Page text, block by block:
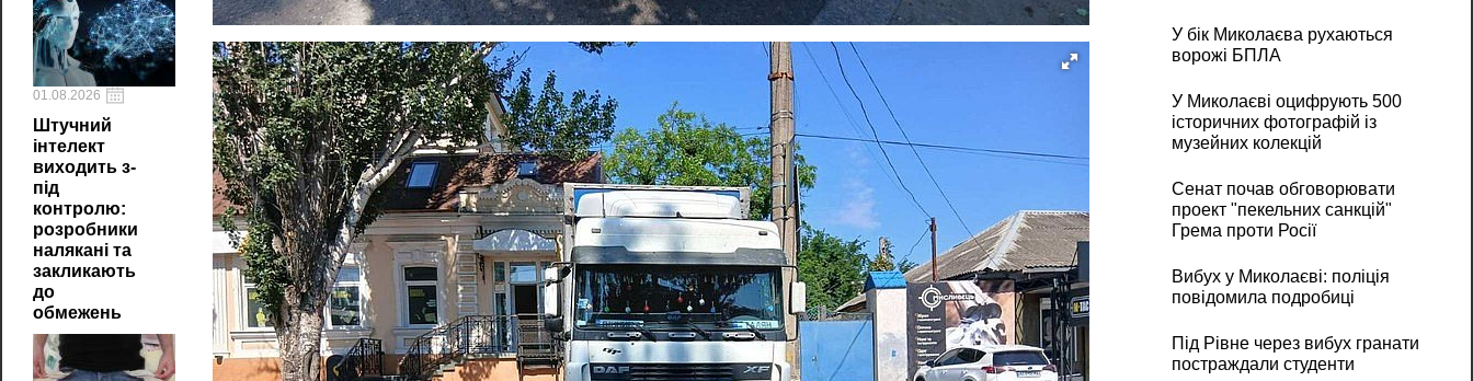
01.08.2026
Штучний
інтелект
виходить з-
під
контролю:
розробники
налякані та
закликають
до
обмежень
У бік Миколаєва рухаються
ворожі БПЛА
У Миколаєві оцифрують 500
історичних фотографій із
музейних колекцій
Сенат почав обговорювати
проект "пекельних санкцій"
Грема проти Росії
Вибух у Миколаєві: поліція
повідомила подробиці
Під Рівне через вибух гранати
постраждали студенти